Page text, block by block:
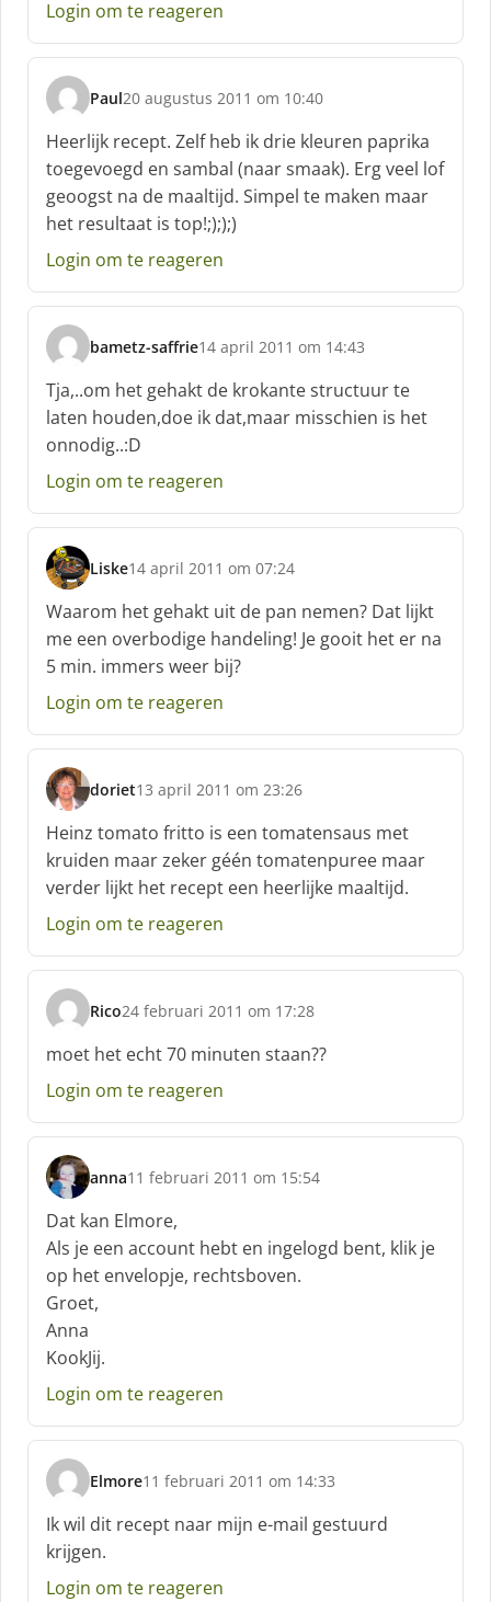
r
e
f
:
Login om te reageren
Paul
s
c
h
r
e
e
:
20 augustus 2011 om 10:40
Heerlijk recept. Zelf heb ik drie kleuren paprika
toegevoegd en sambal (naar smaak). Erg veel lof
geoogst na de maaltijd. Simpel te maken maar
het resultaat is top!;););)
Login om te reageren
bametz-saffrie
s
c
h
r
e
e
:
14 april 2011 om 14:43
Tja,..om het gehakt de krokante structuur te
laten houden,doe ik dat,maar misschien is het
onnodig..:D
Login om te reageren
Liske
s
c
h
r
e
e
:
14 april 2011 om 07:24
Waarom het gehakt uit de pan nemen? Dat lijkt
me een overbodige handeling! Je gooit het er na
5 min. immers weer bij?
Login om te reageren
doriet
s
c
h
r
e
e
:
13 april 2011 om 23:26
Heinz tomato fritto is een tomatensaus met
kruiden maar zeker géén tomatenpuree maar
verder lijkt het recept een heerlijke maaltijd.
Login om te reageren
Rico
s
h
r
e
f
:
24 februari 2011 om 17:28
moet het echt 70 minuten staan??
Login om te reageren
anna
s
c
h
r
e
e
f
:
11 februari 2011 om 15:54
Dat kan Elmore,
Als je een account hebt en ingelogd bent, klik je
op het envelopje, rechtsboven.
Groet,
Anna
KookJij.
Login om te reageren
Elmore
s
c
h
r
e
11 februari 2011 om 14:33
Ik wil dit recept naar mijn e-mail gestuurd
krijgen.
Login om te reageren